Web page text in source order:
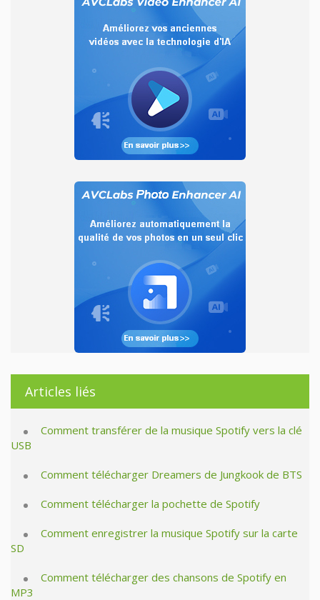
Articles liés
Comment transférer de la musique Spotify vers la clé
USB
Comment télécharger Dreamers de Jungkook de BTS
Comment télécharger la pochette de Spotify
Comment enregistrer la musique Spotify sur la carte
SD
Comment télécharger des chansons de Spotify en
MP3